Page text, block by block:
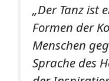
„Der Tanz ist
Formen der
Menschen
Sprache des